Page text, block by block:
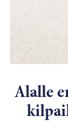
Alalle